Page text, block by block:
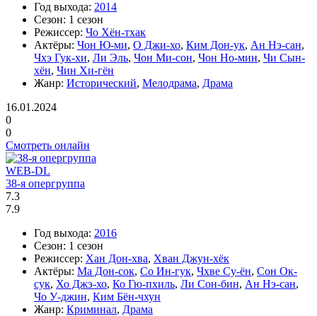
Год выхода: 2014
Сезон: 1 сезон
Режиссер: Чо Хён-тхак
Актёры: Чон Ю-ми, О Джи-хо, Ким Дон-ук, Ан Нэ-сан,
Чхэ Гук-хи, Ли Эль, Чон Ми-сон, Чон Но-мин, Чи Сын-
хён, Чин Хи-гён
Жанр: Исторический, Мелодрама, Драма
16.01.2024
0
0
Смотреть онлайн
WEB-DL
38-я опергруппа
7.3
7.9
Год выхода: 2016
Сезон: 1 сезон
Режиссер: Хан Дон-хва, Хван Джун-хёк
Актёры: Ма Дон-сок, Со Ин-гук, Чхве Су-ён, Сон Ок-
сук, Хо Джэ-хо, Ко Гю-пхиль, Ли Сон-бин, Ан Нэ-сан,
Чо У-джин, Ким Бён-чхун
Жанр: Криминал, Драма